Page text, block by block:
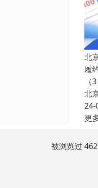
北
履
北
24-
更
被浏览过